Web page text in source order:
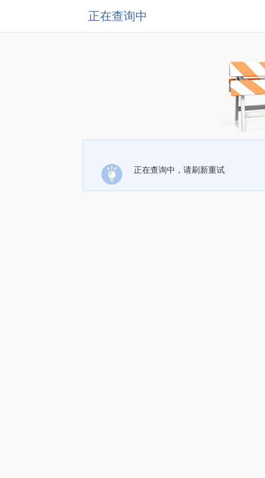
正在查询中
正在查询中，请刷新重试